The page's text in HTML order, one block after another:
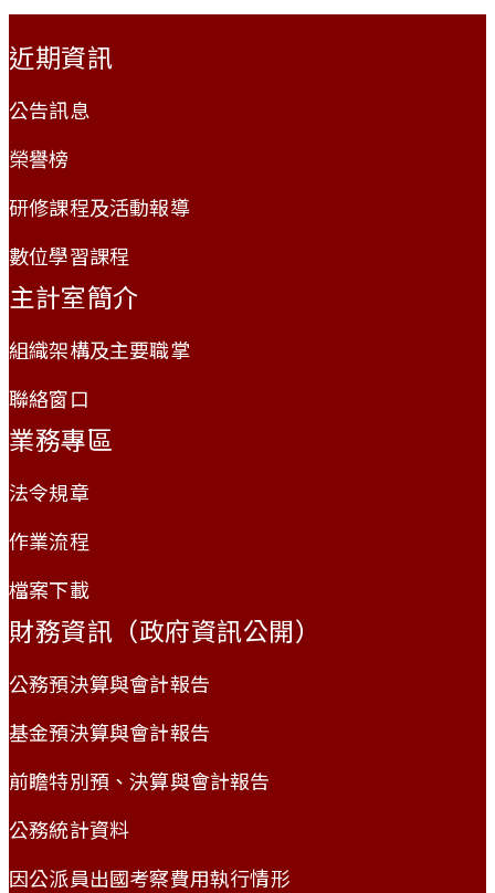
近期資訊
公告訊息
榮譽榜
研修課程及活動報導
數位學習課程
主計室簡介
組織架構及主要職掌
聯絡窗口
業務專區
法令規章
作業流程
檔案下載
財務資訊（政府資訊公開）
公務預決算與會計報告
基金預決算與會計報告
前瞻特別預、決算與會計報告
公務統計資料
因公派員出國考察費用執行情形